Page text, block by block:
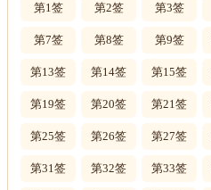
第1签 第2签 第3签
第7签 第8签 第9签
第13签 第14签 第15签
第19签 第20签 第21签
第25签 第26签 第27签
第31签 第32签 第33签